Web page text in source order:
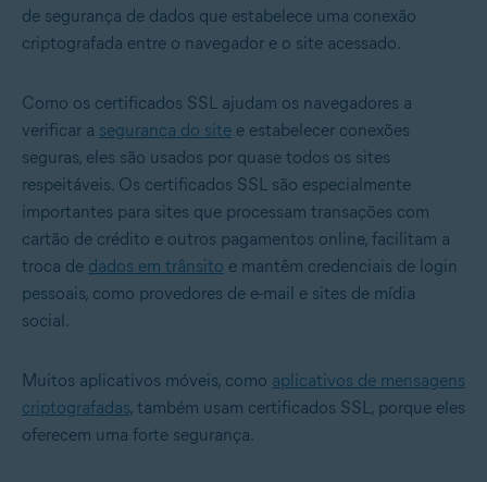
de segurança de dados que estabelece uma conexão
criptografada entre o navegador e o site acessado.
Como os certificados SSL ajudam os navegadores a
verificar a segurança do site e estabelecer conexões
seguras, eles são usados por quase todos os sites
respeitáveis. Os certificados SSL são especialmente
importantes para sites que processam transações com
cartão de crédito e outros pagamentos online, facilitam a
troca de dados em trânsito e mantêm credenciais de login
pessoais, como provedores de e-mail e sites de mídia
social.
Muitos aplicativos móveis, como aplicativos de mensagens
criptografadas, também usam certificados SSL, porque eles
oferecem uma forte segurança.